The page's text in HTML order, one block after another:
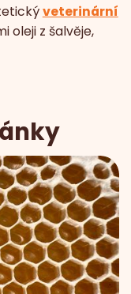
veterinární
oleji z šalvěje,